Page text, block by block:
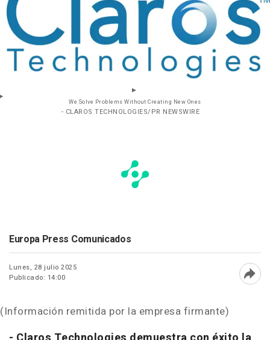
We Solve Problems Without Creating New Ones
- CLAROS TECHNOLOGIES/PR NEWSWIRE
Europa Press Comunicados
Lunes, 28 julio 2025
Publicado: 14:00
(Información remitida por la empresa firmante)